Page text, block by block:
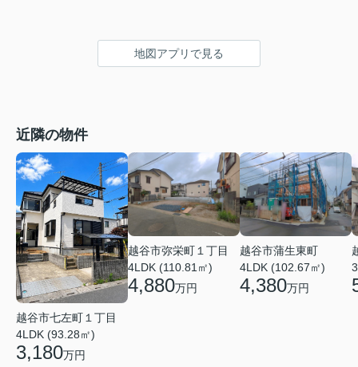
地図アプリで見る
近隣の物件
越谷市七左町１丁目
4LDK (93.28㎡)
3,180万円
越谷市弥栄町１丁目
4LDK (110.81㎡)
4,880万円
越谷市蒲生東町
4LDK (102.67㎡)
4,380万円